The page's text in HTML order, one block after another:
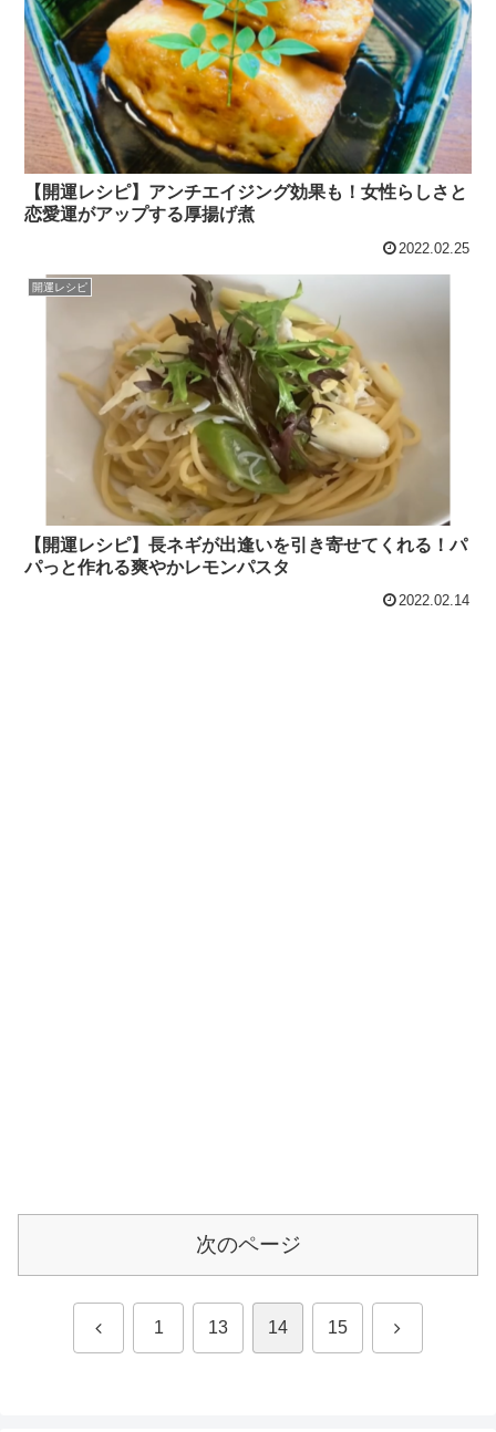
【開運レシピ】アンチエイジング効果も！女性らしさと
恋愛運がアップする厚揚げ煮
2022.02.25
開運レシピ
【開運レシピ】長ネギが出逢いを引き寄せてくれる！パ
パっと作れる爽やかレモンパスタ
2022.02.14
次のページ
前 1 13 14 15 次